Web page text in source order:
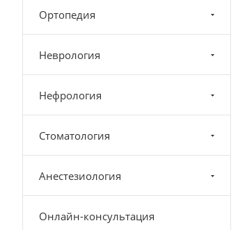
Ортопедия
Неврология
Нефрология
Стоматология
Анестезиология
Онлайн-консультация